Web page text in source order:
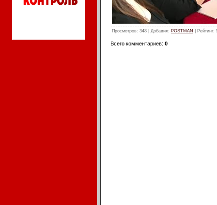
Просмотров: 348 | Добавил: POSTMAN Рейтинг:
Всего комментариев: 0